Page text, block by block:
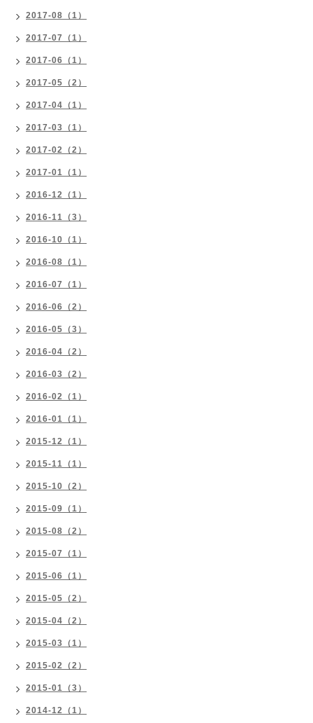
2017-08（1）
2017-07（1）
2017-06（1）
2017-05（2）
2017-04（1）
2017-03（1）
2017-02（2）
2017-01（1）
2016-12（1）
2016-11（3）
2016-10（1）
2016-08（1）
2016-07（1）
2016-06（2）
2016-05（3）
2016-04（2）
2016-03（2）
2016-02（1）
2016-01（1）
2015-12（1）
2015-11（1）
2015-10（2）
2015-09（1）
2015-08（2）
2015-07（1）
2015-06（1）
2015-05（2）
2015-04（2）
2015-03（1）
2015-02（2）
2015-01（3）
2014-12（1）